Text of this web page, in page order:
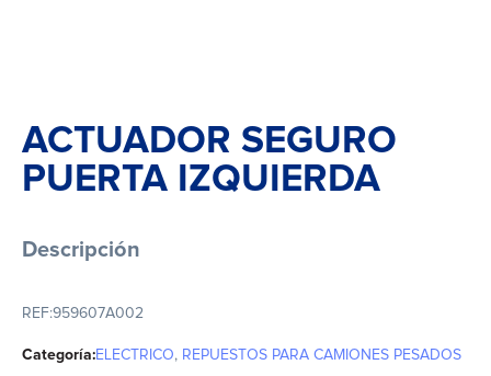
ACTUADOR SEGURO
PUERTA IZQUIERDA
Descripción
REF:959607A002
Categoría:ELECTRICO, REPUESTOS PARA CAMIONES PESADOS